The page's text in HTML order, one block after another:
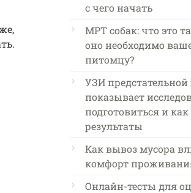
с чего начать
МРТ собак: что это
оно необходимо
питомцу?
УЗИ
показывает
подготовиться и
результаты
Как вывоз мусора
комфорт
Онлайн-тесты для